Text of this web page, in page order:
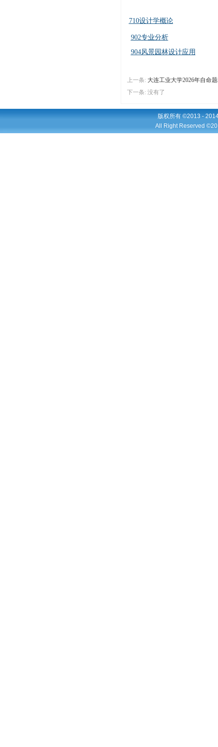
710设计学概论
902专业分析
904风景园林设计应用
上一条: 大连工业大学2026年自命
下一条: 没有了
版权所有 ©2013 -
All Right Reserved